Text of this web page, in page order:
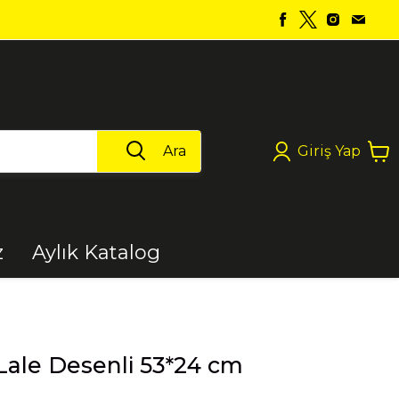
Ara Giriş Yap
Aletler
Aylık Katalog
Desenli 53*24 cm